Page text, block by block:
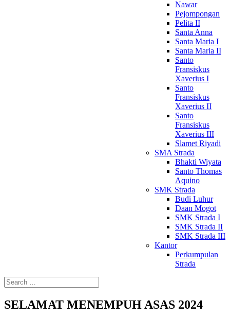
Nawar
Pejompongan
Pelita II
Santa Anna
Santa Maria I
Santa Maria II
Santo
Fransiskus
Xaverius I
Santo
Fransiskus
Xaverius II
Santo
Fransiskus
Xaverius III
Slamet Riyadi
SMA Strada
Bhakti Wiyata
Santo Thomas
Aquino
SMK Strada
Budi Luhur
Daan Mogot
SMK Strada I
SMK Strada II
SMK Strada III
Kantor
Perkumpulan
Strada
SELAMAT MENEMPUH ASAS 2024